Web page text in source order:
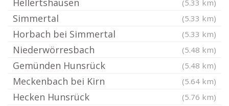
Hellertshausen (5.33 km)
Simmertal (5.33 km)
Horbach bei Simmertal (5.33 km)
Niederwörresbach (5.48 km)
Gemünden Hunsrück (5.48 km)
Meckenbach bei Kirn (5.64 km)
Hecken Hunsrück (5.76 km)